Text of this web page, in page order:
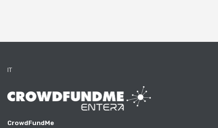
IT
CrowdFundMe